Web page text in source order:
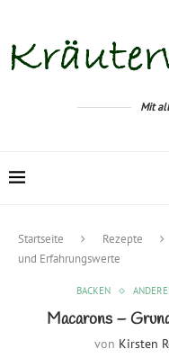
Mit
Startseite Rezepte
und Erfahrungswerte
BACKEN
Macarons –
von Kirsten